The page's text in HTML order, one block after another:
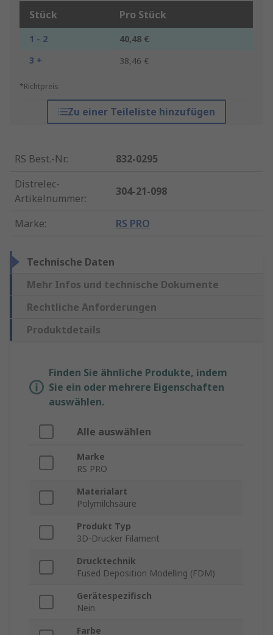
Stück Pro Stück
1 - 2
40,48 €
3 +
38,46 €
*Richtpreis
Zu einer Teileliste hinzufügen
RS Best.-Nr.:
832-0295
Distrelec-
Artikelnummer:
304-21-098
Marke: RS PRO
Technische Daten
Mehr Infos und technische Dokumente
Rechtliche Anforderungen
Produktdetails
Finden Sie ähnliche Produkte, indem
Sie ein oder mehrere Eigenschaften
auswählen.
Alle auswählen
Marke
RS PRO
Materialart
Polymilchsäure
Produkt Typ
3D-Drucker Filament
Drucktechnik
Fused Deposition Modelling (FDM)
Gerätespezifisch
Nein
Farbe